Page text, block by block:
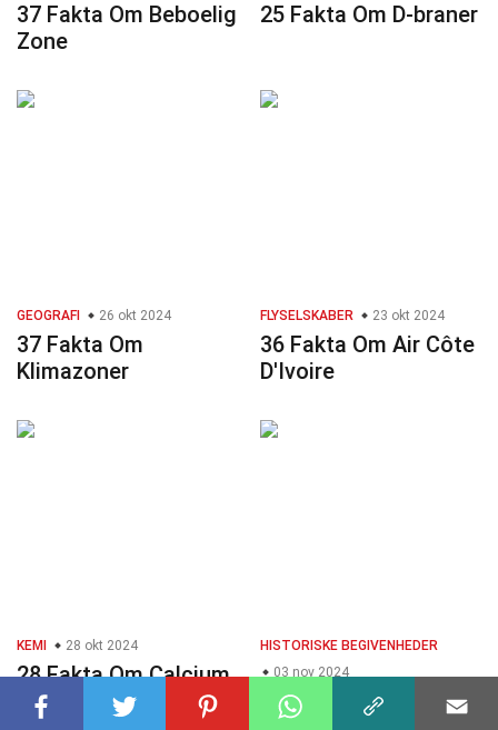
37 Fakta Om Beboelig
Zone
25 Fakta Om D-braner
GEOGRAFI 26 okt 2024
37 Fakta Om
Klimazoner
FLYSELSKABER 23 okt 2024
36 Fakta Om Air Côte
D'Ivoire
KEMI 28 okt 2024
28 Fakta Om Calcium
HISTORISKE BEGIVENHEDER
03 nov 2024
30 Fakta Om